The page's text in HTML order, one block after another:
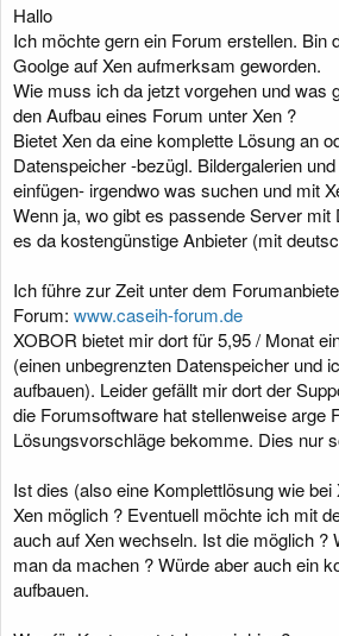
Hallo
Ich möchte gern ein Forum erstellen. Bin
Goolge auf Xen aufmerksam geworden.
Wie muss ich da jetzt vorgehen und was
den Aufbau eines Forum unter Xen ?
Bietet Xen da eine komplette Lösung an
Datenspeicher -bezügl. Bildergalerien
einfügen- irgendwo was suchen und mit
Wenn ja, wo gibt es passende Server mit
es da kostengünstige Anbieter (mit
Ich führe zur Zeit unter dem
Forum: www.caseih-forum.de
XOBOR bietet mir dort für 5,95 / Monat
(einen unbegrenzten Datenspeicher und
aufbauen). Leider gefällt mir dort der
die Forumsoftware hat stellenweise arge
Lösungsvorschläge bekomme. Dies nur
Ist dies (also eine Komplettlösung wie
Xen möglich ? Eventuell möchte ich mit
auch auf Xen wechseln. Ist die möglich ?
man da machen ? Würde aber auch ein
aufbauen.